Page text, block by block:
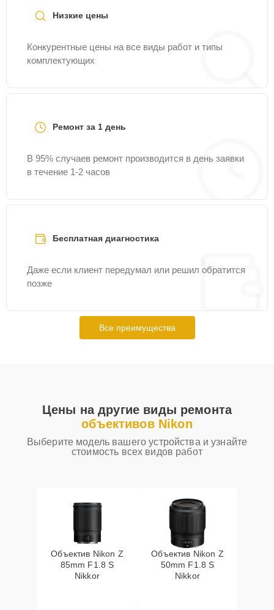
Низкие цены
Конкурентные цены на все виды работ и типы
комплектующих
Ремонт за 1 день
В 95% случаев ремонт производится в день заявки
в течение 1-2 часов
Бесплатная диагностика
Даже если клиент передумал или решил обратится
позже
Все преимущества
Цены на другие виды ремонта
объективов Nikon
Выберите модель вашего устройства и узнайте
стоимость всех видов работ
Объектив Nikon Z
85mm F1.8 S
Nikkor
Объектив Nikon Z
50mm F1.8 S
Nikkor